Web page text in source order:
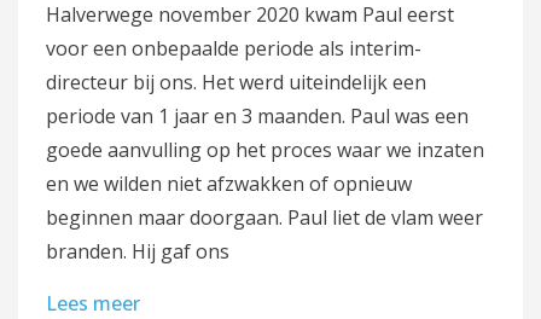
Halverwege november 2020 kwam Paul eerst
voor een onbepaalde periode als interim-
directeur bij ons. Het werd uiteindelijk een
periode van 1 jaar en 3 maanden. Paul was een
goede aanvulling op het proces waar we inzaten
en we wilden niet afzwakken of opnieuw
beginnen maar doorgaan. Paul liet de vlam weer
branden. Hij gaf ons
Lees meer